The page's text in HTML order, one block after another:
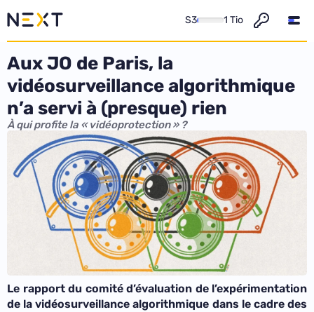
S3 1 Tio
Aux JO de Paris, la
vidéosurveillance algorithmique
n’a servi à (presque) rien
À qui profite la « vidéoprotection » ?
Le rapport du comité d’évaluation de l’expérimentation
de la vidéosurveillance algorithmique dans le cadre des